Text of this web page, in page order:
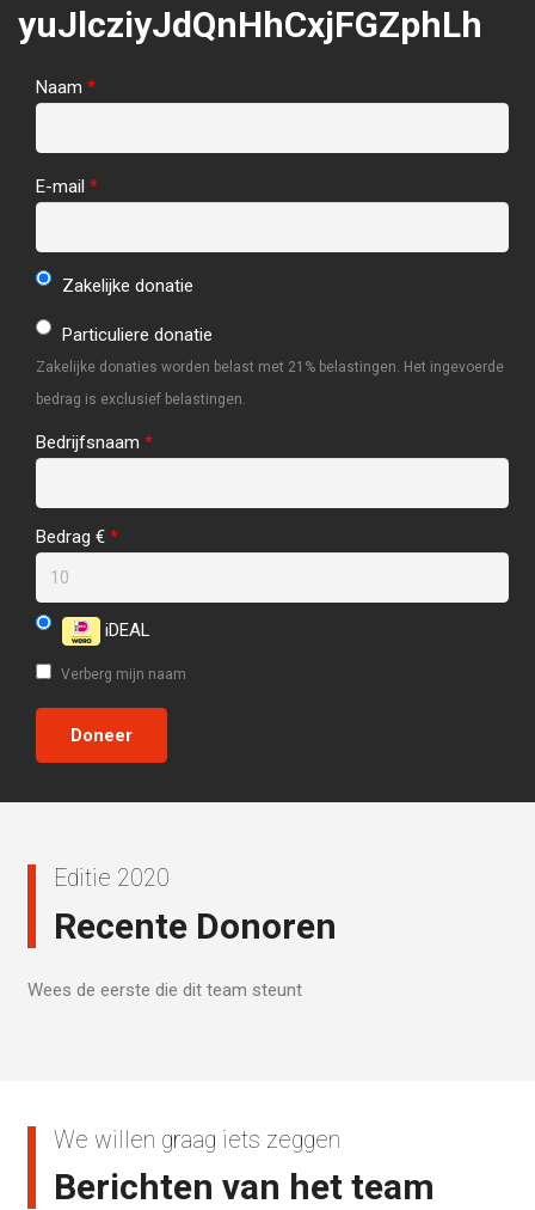
yuJlcziyJdQnHhCxjFGZphLh
Naam *
E-mail *
Zakelijke donatie
Particuliere donatie
Zakelijke donaties worden belast met 21% belastingen. Het ingevoerde
bedrag is exclusief belastingen.
Bedrijfsnaam *
Bedrag € *
iDEAL
Verberg mijn naam
Editie 2020
Recente Donoren
Wees de eerste die dit team steunt
We willen graag iets zeggen
Berichten van het team